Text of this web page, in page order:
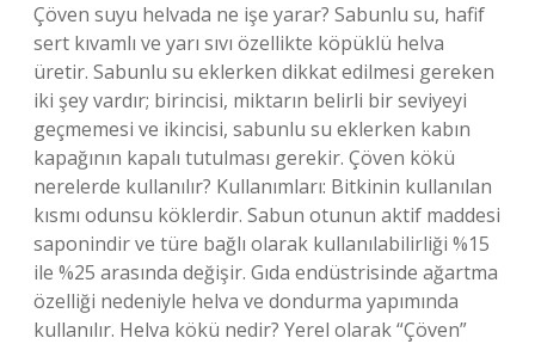
Çöven suyu helvada ne işe yarar? Sabunlu su, hafif
sert kıvamlı ve yarı sıvı özellikte köpüklü helva
üretir. Sabunlu su eklerken dikkat edilmesi gereken
iki şey vardır; birincisi, miktarın belirli bir seviyeyi
geçmemesi ve ikincisi, sabunlu su eklerken kabın
kapağının kapalı tutulması gerekir. Çöven kökü
nerelerde kullanılır? Kullanımları: Bitkinin kullanılan
kısmı odunsu köklerdir. Sabun otunun aktif maddesi
saponindir ve türe bağlı olarak kullanılabilirliği %15
ile %25 arasında değişir. Gıda endüstrisinde ağartma
özelliği nedeniyle helva ve dondurma yapımında
kullanılır. Helva kökü nedir? Yerel olarak “Çöven”